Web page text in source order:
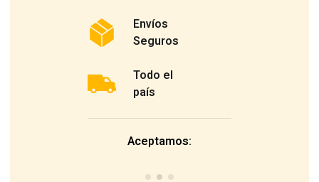
Envíos
Seguros
Todo el
país
Aceptamos: